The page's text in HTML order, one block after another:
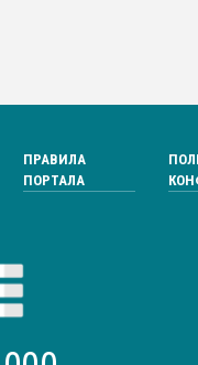
ПРАВИЛА
ПОРТАЛА